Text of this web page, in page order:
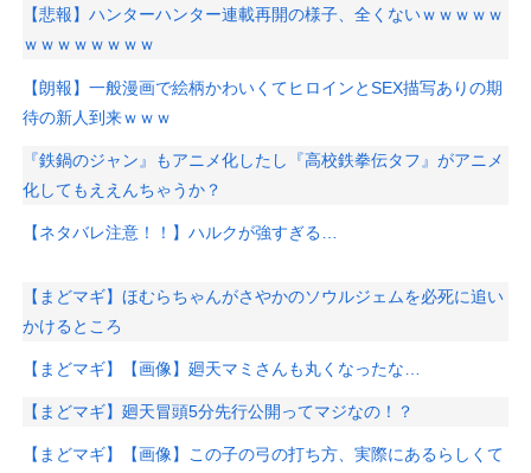
【悲報】ハンターハンター連載再開の様子、全くないｗｗｗｗｗ
ｗｗｗｗｗｗｗｗ
【朗報】一般漫画で絵柄かわいくてヒロインとSEX描写ありの期
待の新人到来ｗｗｗ
『鉄鍋のジャン』もアニメ化したし『高校鉄拳伝タフ』がアニメ
化してもええんちゃうか？
【ネタバレ注意！！】ハルクが強すぎる…
【まどマギ】ほむらちゃんがさやかのソウルジェムを必死に追い
かけるところ
【まどマギ】【画像】廻天マミさんも丸くなったな…
【まどマギ】廻天冒頭5分先行公開ってマジなの！？
【まどマギ】【画像】この子の弓の打ち方、実際にあるらしくて